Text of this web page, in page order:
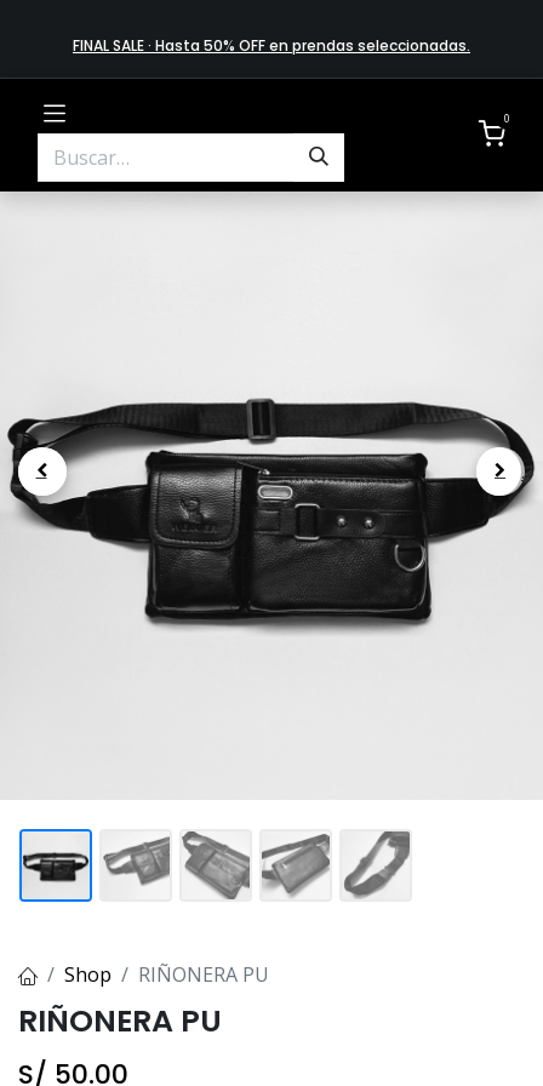
FINAL SALE · Hasta 50% OFF en prendas​ selecciona​das.
0
.
Shop RIÑONERA PU
RIÑONERA PU
S/ 50.00